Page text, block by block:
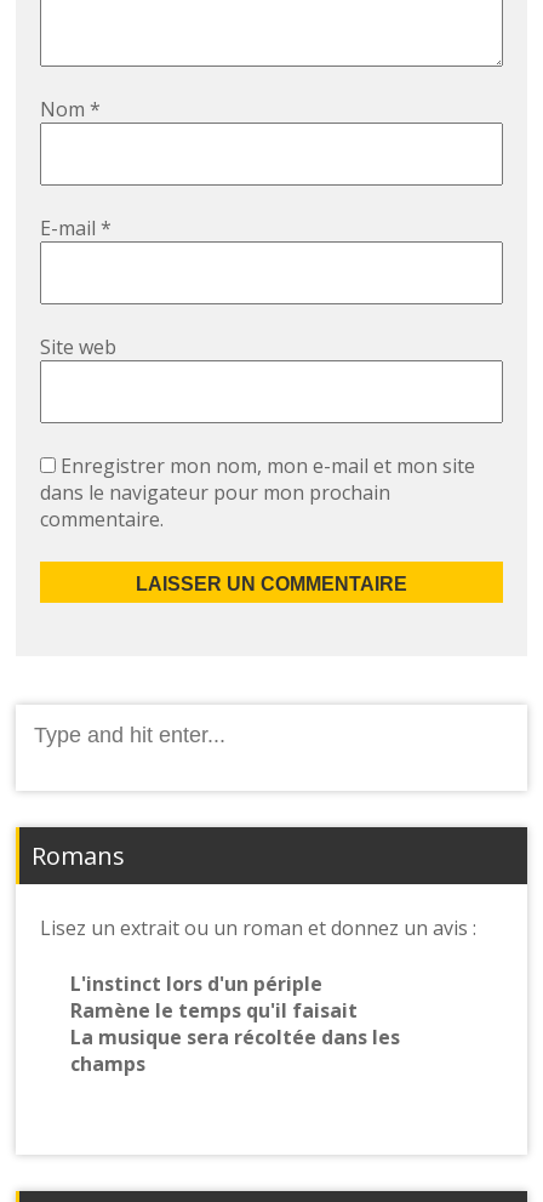
Nom*
E-mail*
Site web
Enregistrer mon nom, mon e-mail et mon site
dans le navigateur pour mon prochain
commentaire.
Romans
Lisez un extrait ou un roman et donnez un avis :
L'instinct lors d'un périple
Ramène le temps qu'il faisait
La musique sera récoltée dans les
champs